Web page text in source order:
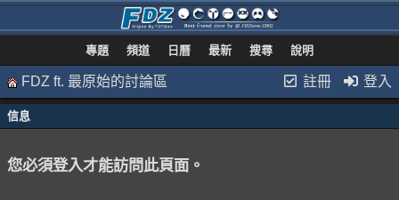
專題 頻道 日曆 最新 搜尋 說明
註冊 登入
FDZ ft. 最原始的討論區
信息
您必須登入才能訪問此頁面。